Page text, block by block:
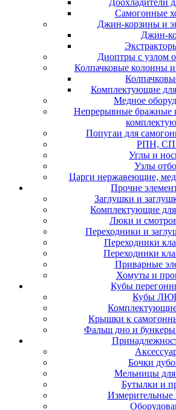
Самогонные
Джин-корзины и
Джин-
Диоптры с узлом
Колпачковые колонны
Комплектующие
Медное
Непрерывные бражные
Попугаи для
РПН,
Углы и
Узлы
Царги нержавеющие,
Прочие
Заглушки и
Комплектующие
Люки и
Переходники и
Переходники
Переходники
Приварные
Хомуты и
Кубы
Кубы
Крышки к
Фальш дно и бункеры
Бочки
Мельницы для
Бутылки и